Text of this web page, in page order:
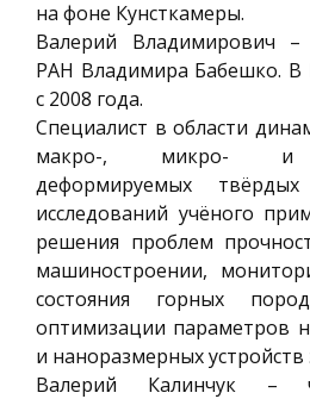
на фоне Кунсткамеры.
Валерий Владимирович –
РАН Владимира Бабешко.
с 2008 года.
Специалист в области
макро-, микро- и
деформируемых
исследований учёного
решения проблем
машиностроении,
состояния горных
оптимизации параметров
и наноразмерных устройств
Валерий Калинчук –